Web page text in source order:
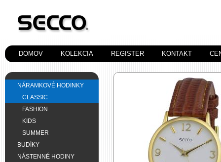
DOMOV KOLEKCIA REGISTER KONTAKT
NÁRAMKOVÉ HODINKY
CLASSIC
FASHION
KIDS
SUMMER
BUDÍKY
NÁSTENNÉ HODINY